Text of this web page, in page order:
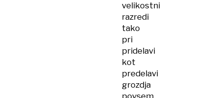
velikostni
razredi
tako
pri
pridelavi
kot
predelavi
grozdja